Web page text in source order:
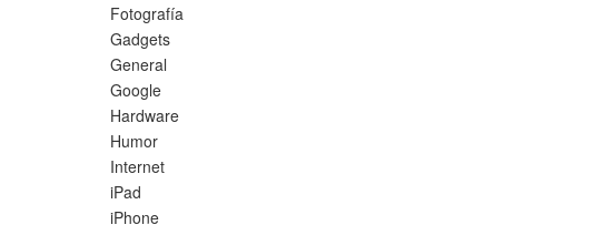
Fotografía
Gadgets
General
Google
Hardware
Humor
Internet
iPad
iPhone